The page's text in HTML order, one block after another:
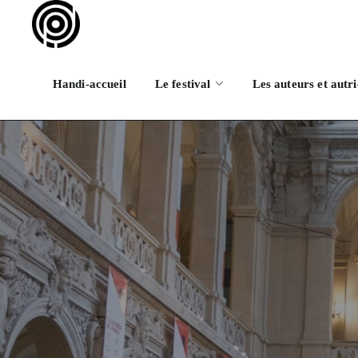
Handi-accueil Le festival Les auteurs et